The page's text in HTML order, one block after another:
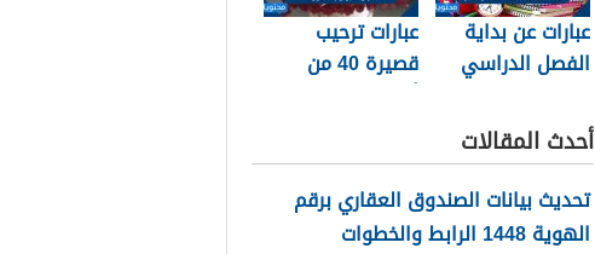
عبارات عن بداية
الفصل الدراسي
عبارات ترحيب
قصيرة 40 من
أجمل عبارات ترحيب
2026
أحدث المقالات
تحديث بيانات الصندوق العقاري برقم
الهوية 1448 الرابط والخطوات